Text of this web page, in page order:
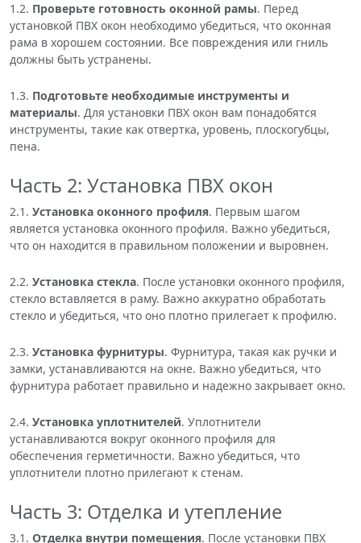
1.2. Проверьте готовность оконной рамы. Перед
установкой ПВХ окон необходимо убедиться, что оконная
рама в хорошем состоянии. Все повреждения или гниль
должны быть устранены.
1.3. Подготовьте необходимые инструменты и
материалы. Для установки ПВХ окон вам понадобятся
инструменты, такие как отвертка, уровень, плоскогубцы,
пена.
Часть 2: Установка ПВХ окон
2.1. Установка оконного профиля. Первым шагом
является установка оконного профиля. Важно убедиться,
что он находится в правильном положении и выровнен.
2.2. Установка стекла. После установки оконного профиля,
стекло вставляется в раму. Важно аккуратно обработать
стекло и убедиться, что оно плотно прилегает к профилю.
2.3. Установка фурнитуры. Фурнитура, такая как ручки и
замки, устанавливаются на окне. Важно убедиться, что
фурнитура работает правильно и надежно закрывает окно.
2.4. Установка уплотнителей. Уплотнители
устанавливаются вокруг оконного профиля для
обеспечения герметичности. Важно убедиться, что
уплотнители плотно прилегают к стенам.
Часть 3: Отделка и утепление
3.1. Отделка внутри помещения. После установки ПВХ